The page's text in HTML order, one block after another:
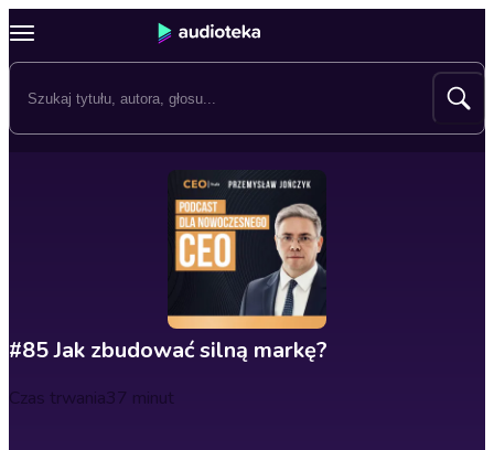
#85 Jak zbudować silną markę?
Czas trwania37 minut